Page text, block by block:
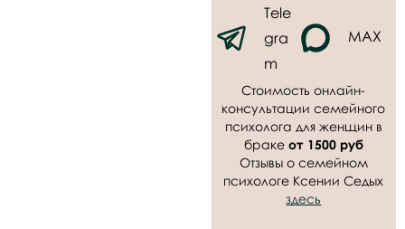
Tele
gra
m
MAX
Стоимость онлайн-
консультации семейного
психолога для женщин в
браке от 1500 руб
Отзывы о семейном
психологе Ксении Седых
здесь